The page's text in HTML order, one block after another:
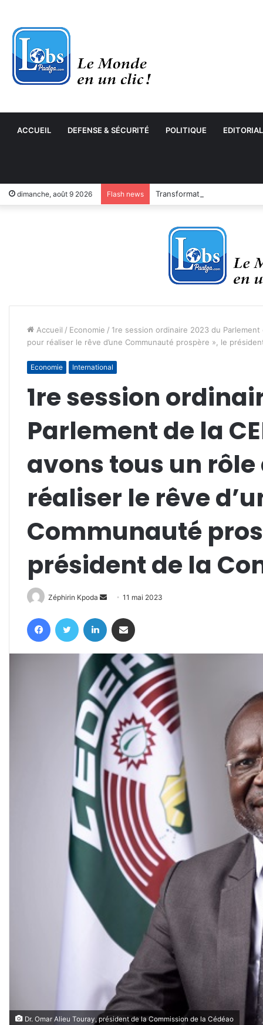
ACCUEIL DEFENSE & SÉCURITÉ POLITIQUE EDITORIAL
dimanche, août 9 2026 Flash news Transformation numérique :
Accueil / Economie / 1re session ordinaire 2023 du
pour réaliser le rêve d’une Communauté prospère », le
Economie International
1re session
Parlement de la
avons tous un
réaliser le rêve
Communauté
président de la
Zéphirin Kpoda
Envoyer
courriel
11 mai 2023
FacebookTwitter Linkedin
Dr. Omar Alieu Touray, président de la Commission de la Cédéao